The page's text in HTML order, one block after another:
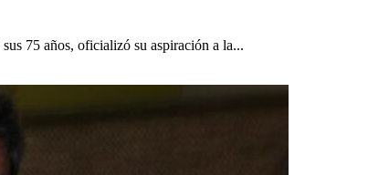
75 años, oficializó su aspiración a la...